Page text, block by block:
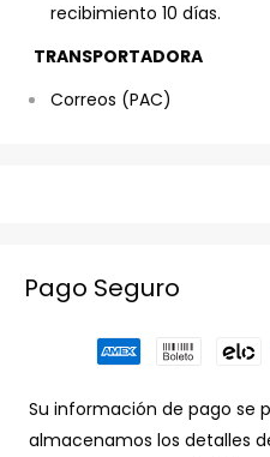
recibimiento 10 días.
TRANSPORTADORA
Correos (PAC)
Pago Seguro
Su información de pago se
almacenamos los detalles